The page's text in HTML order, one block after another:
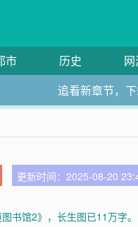
市 历史
追看新章节，
更新时间：2025-08-20
图书馆2》，长生图已11万字。